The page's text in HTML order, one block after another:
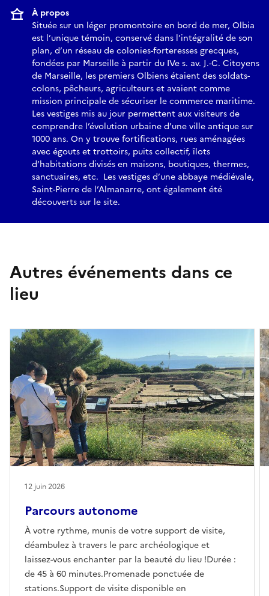
À propos
Située sur un léger promontoire en bord de mer, Olbia
est l’unique témoin, conservé dans l’intégralité de son
plan, d’un réseau de colonies-forteresses grecques,
fondées par Marseille à partir du IVe s. av. J.-C. Citoyens
de Marseille, les premiers Olbiens étaient des soldats-
colons, pêcheurs, agriculteurs et avaient comme
mission principale de sécuriser le commerce maritime.
Les vestiges mis au jour permettent aux visiteurs de
comprendre l’évolution urbaine d’une ville antique sur
1000 ans. On y trouve fortifications, rues aménagées
avec égouts et trottoirs, puits collectif, îlots
d’habitations divisés en maisons, boutiques, thermes,
sanctuaires, etc. Les vestiges d’une abbaye médiévale,
Saint-Pierre de l’Almanarre, ont également été
découverts sur le site.
Autres événements dans ce
lieu
Parcours autonome
À votre rythme, munis de votre support de visite,
déambulez à travers le parc archéologique et
laissez-vous enchanter par la beauté du lieu !Durée :
de 45 à 60 minutes.Promenade ponctuée de
stations.Support de visite disponible en
12 juin 2026